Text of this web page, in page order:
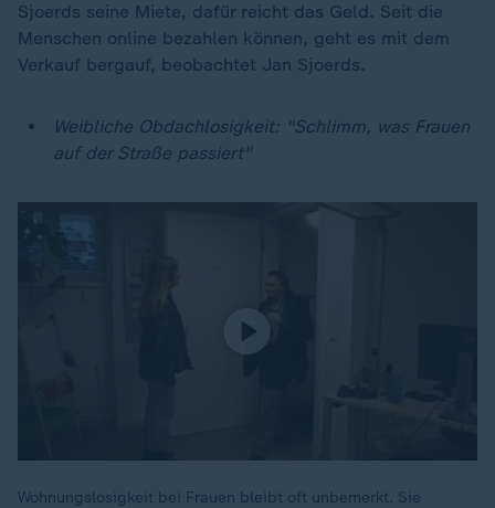
Sjoerds seine Miete, dafür reicht das Geld. Seit die
Menschen online bezahlen können, geht es mit dem
Verkauf bergauf, beobachtet Jan Sjoerds.
Weibliche Obdachlosigkeit: "Schlimm, was Frauen
auf der Straße passiert"
Wohnungslosigkeit bei Frauen bleibt oft unbemerkt. Sie